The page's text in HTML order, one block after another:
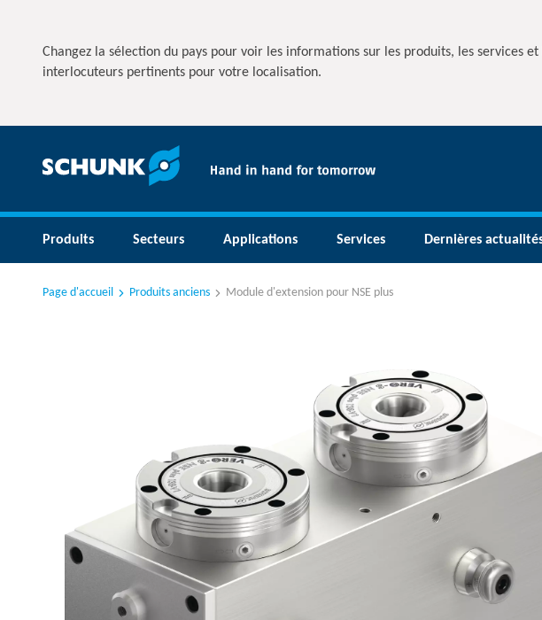
Changez la sélection du pays pour voir les informations sur les produits, les services et
interlocuteurs pertinents pour votre localisation.
Produits Secteurs Applications Services Dernières
Page d'accueil Produits anciens Module d'extension pour NSE plus